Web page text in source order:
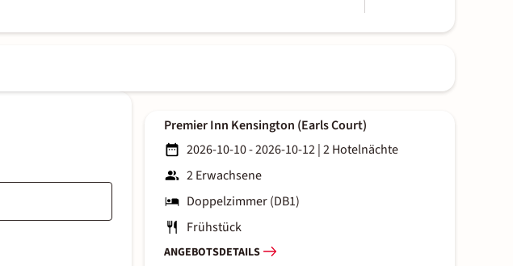
Premier Inn Kensington (Earls Court)
2026-10-10 - 2026-10-12|2 Hotelnächte
2 Erwachsene
Doppelzimmer (DB1)
Frühstück
ANGEBOTSDETAILS